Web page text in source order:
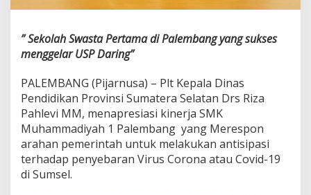
” Sekolah Swasta Pertama di Palembang yang sukses
menggelar USP Daring”
PALEMBANG (Pijarnusa) – Plt Kepala Dinas
Pendidikan Provinsi Sumatera Selatan Drs Riza
Pahlevi MM, menapresiasi kinerja SMK
Muhammadiyah 1 Palembang yang Merespon
arahan pemerintah untuk melakukan antisipasi
terhadap penyebaran Virus Corona atau Covid-19
di Sumsel.